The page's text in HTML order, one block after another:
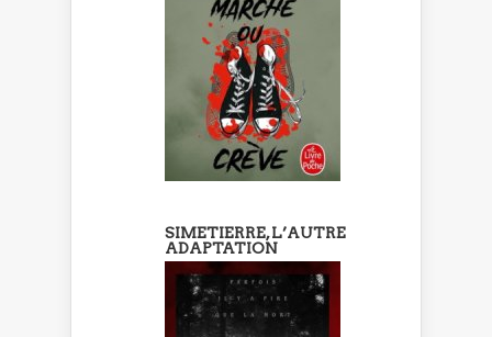
SIMETIERRE, L’AUTRE
ADAPTATION